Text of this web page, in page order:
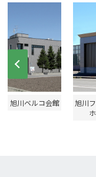
旭川ベルコ会館
旭川
Prev